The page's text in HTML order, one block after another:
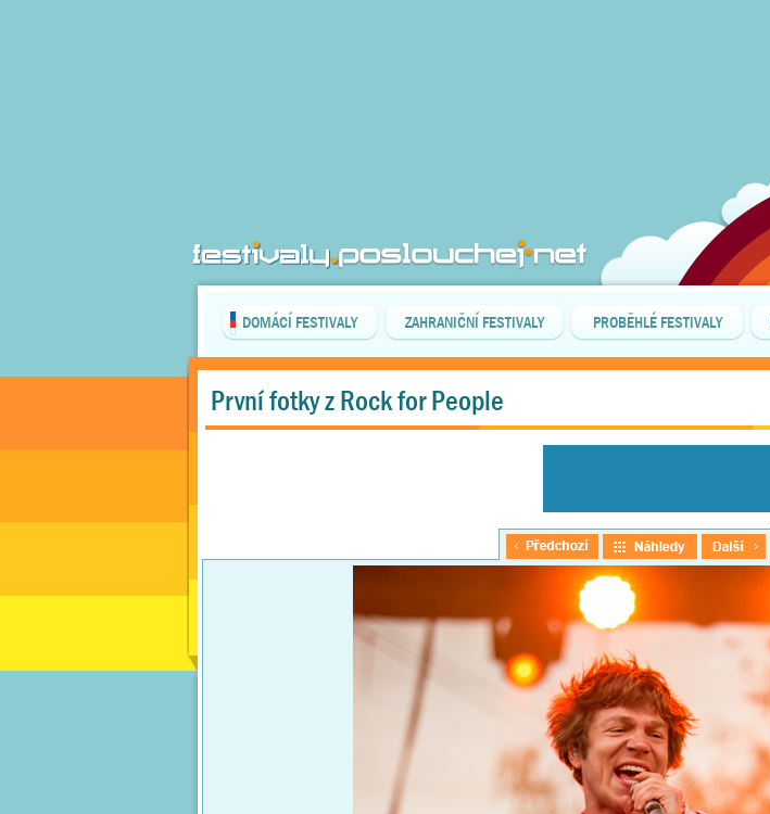
DOMÁCÍ FESTIVALY ZAHRANIČNÍ FESTIVALY PROBĚHLÉ FESTIVALY
První fotky z Rock for People